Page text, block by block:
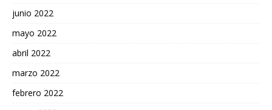
junio 2022
mayo 2022
abril 2022
marzo 2022
febrero 2022